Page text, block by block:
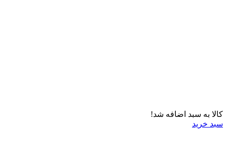
کالا به سبد اضافه شد!
سبد خرید